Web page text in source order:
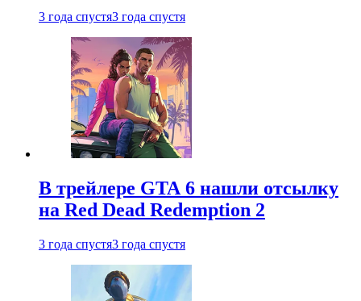
3 года спустя3 года спустя
В трейлере GTA 6 нашли отсылку
на Red Dead Redemption 2
3 года спустя3 года спустя